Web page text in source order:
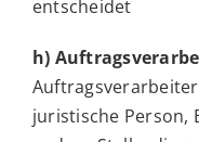
entscheidet
h)
juristische Person,